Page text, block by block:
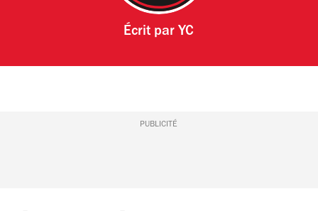
Écrit par YC
PUBLICITÉ